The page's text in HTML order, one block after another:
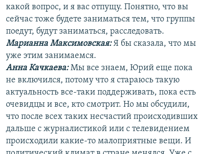
какой вопрос, и я вас отпущу. Понятно, что вы
сейчас тоже будете заниматься тем, что группы
поедут, будут заниматься, расследовать.
Марианна Максимовская:Я бы сказала, что мы
уже этим занимаемся.
Анна Качкаева:Мы все знаем, Юрий еще пока
не включился, потому что я стараюсь такую
актуальность все-таки поддерживать, пока есть
очевидцы и все, кто смотрит. Но мы обсудили,
что после всех таких несчастий происходивших
дальше с журналистикой или с телевидением
происходили какие-то малоприятные вещи. И